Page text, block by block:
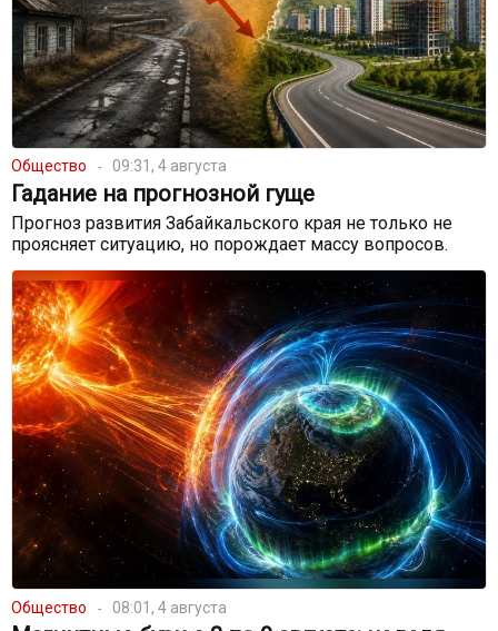
Общество 09:31, 4 августа
Гадание на прогнозной гуще
Прогноз развития Забайкальского края не только не
проясняет ситуацию, но порождает массу вопросов.
Общество 08:01, 4 августа